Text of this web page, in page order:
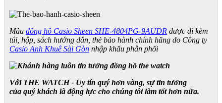
Mẫu đồng hồ Casio Sheen SHE-4804PG-9AUDR được đi kèm
túi, hộp, sách hướng dẫn, thẻ bảo hành chính hãng do Công ty
Casio Anh Khuê Sài Gòn nhập khẩu phân phối
Với THE WATCH - Uy tín quý hơn vàng, sự tin tưởng
của quý khách là động lực cho chúng tôi làm tốt hơn nữa.